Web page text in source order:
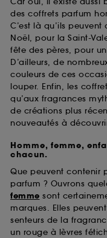
des coffrets parfum
C’est là qu’ils
Noël, pour la Saint-
fête des pères, pour
D’ailleurs, de
couleurs de ces
louper. Enfin, les
qu’aux fragrances
de créations plus
nouveautés à
Homme, femme,
chacun.
Que peuvent contenir
parfum ? Ouvrons
femme sont
marques. Elles
senteurs de la
un rouge à lèvres
Cookies de
ils nous
fraudes aux
usurpations
Cookies
permettant
certaines
cookies
vous faire
prolongée vous
sans saisir à
passe.
A l'exception des
lecture de ces
pouvez
de ces cookies